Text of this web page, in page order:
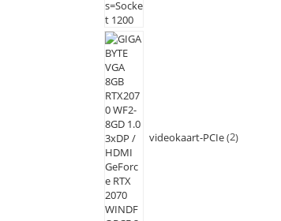
videokaart-PCIe 2